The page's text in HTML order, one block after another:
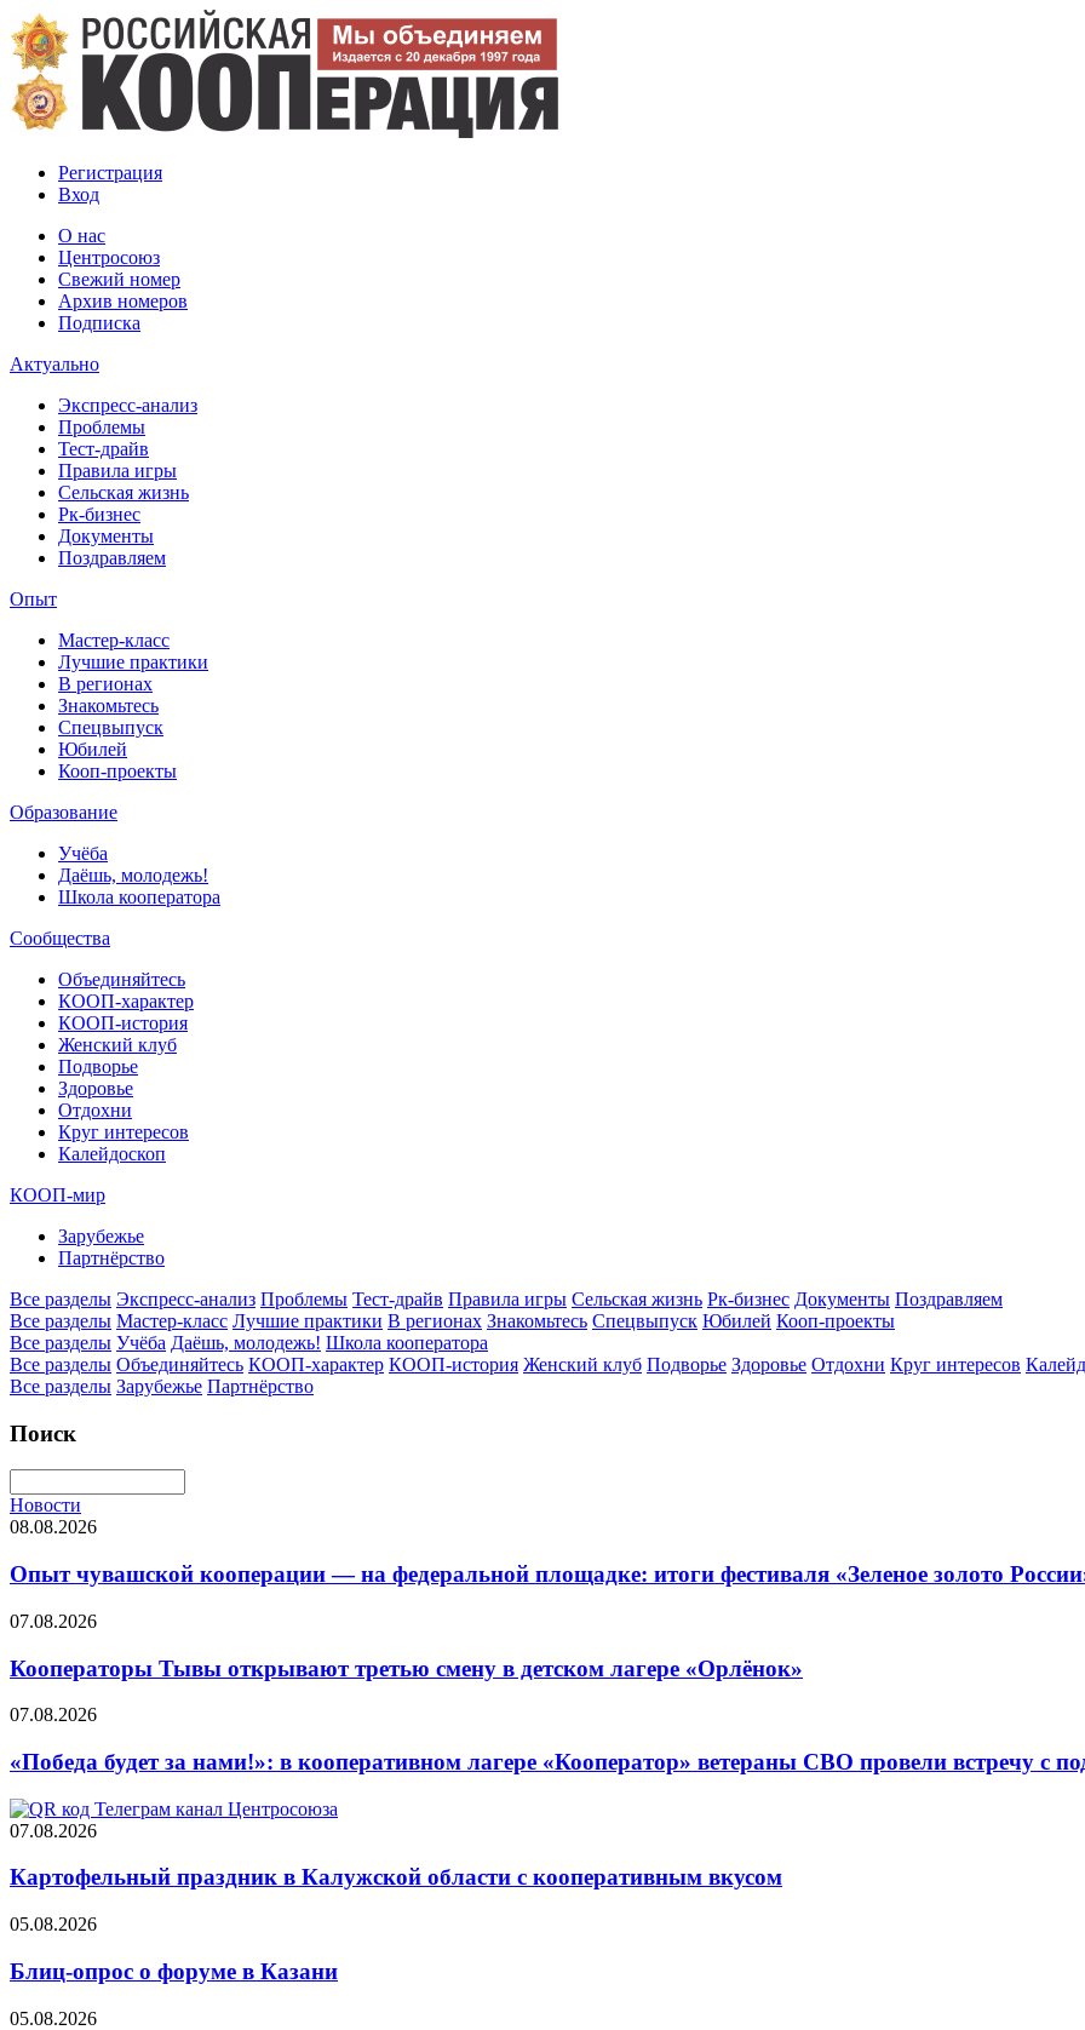
Регистрация
Вход
О нас
Центросоюз
Свежий номер
Архив номеров
Подписка
Актуально
Экспресс-анализ
Проблемы
Тест-драйв
Правила игры
Сельская жизнь
Рк-бизнес
Документы
Поздравляем
Опыт
Мастер-класс
Лучшие практики
В регионах
Знакомьтесь
Спецвыпуск
Юбилей
Кооп-проекты
Образование
Учёба
Даёшь, молодежь!
Школа кооператора
Сообщества
Объединяйтесь
КООП-характер
КООП-история
Женский клуб
Подворье
Здоровье
Отдохни
Круг интересов
Калейдоскоп
КООП-мир
Зарубежье
Партнёрство
Все разделы Экспресс-анализ Проблемы Тест-драйв Правила игры Сельская жизнь Рк-бизнес Документы Поздравляем
Все разделы Мастер-класс Лучшие практики В регионах Знакомьтесь Спецвыпуск Юбилей Кооп-проекты
Все разделы Учёба Даёшь, молодежь! Школа кооператора
Все разделы Объединяйтесь КООП-характер КООП-история Женский клуб Подворье Здоровье Отдохни Круг интересов
Все разделы Зарубежье Партнёрство
Поиск
Новости
08.08.2026
Опыт чувашской кооперации — на федеральной площадке: итоги фестиваля «Зеленое золото
07.08.2026
Кооператоры Тывы открывают третью смену в детском лагере «Орлёнок»
07.08.2026
«Победа будет за нами!»: в кооперативном лагере «Кооператор» ветераны СВО провели встречу с
07.08.2026
Картофельный праздник в Калужской области с кооперативным вкусом
05.08.2026
Блиц-опрос о форуме в Казани
05.08.2026